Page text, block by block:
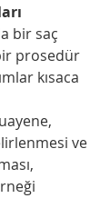
bir saç
prosedür
kısaca
ve